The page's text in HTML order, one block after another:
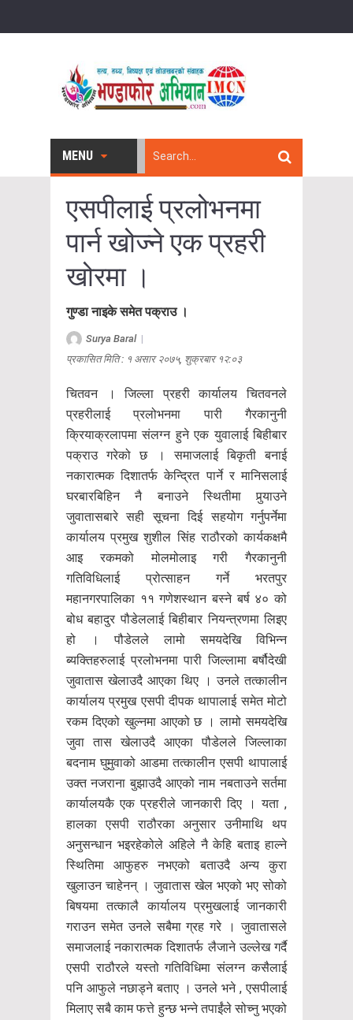
MENU
एसपीलाई प्रलोभनमा
पार्न खोज्ने एक प्रहरी
खोरमा ।
गुण्डा नाइके समेत पक्राउ ।
Surya Baral|
प्रकासित मिति : १ असार २०७५, शुक्रबार १२:०३
चितवन । जिल्ला प्रहरी कार्यालय चितवनले
प्रहरीलाई प्रलोभनमा पारी गैरकानुनी
क्रियाक्रलापमा संलग्न हुने एक युवालाई बिहीबार
पक्राउ गरेको छ । समाजलाई बिकृती बनाई
नकारात्मक दिशातर्फ केन्द्रित पार्ने र मानिसलाई
घरबारबिहिन नै बनाउने स्थितीमा पुर्‍याउने
जुवातासबारे सही सूचना दिई सहयोग गर्नुपर्नेमा
कार्यालय प्रमुख शुशील सिंह राठौरको कार्यकक्षमै
आइ रकमको मोलमोलाइ गरी गैरकानुनी
गतिविधिलाई प्रोत्साहन गर्ने भरतपुर
महानगरपालिका ११ गणेशस्थान बस्ने बर्ष ४० को
बोध बहादुर पौडेललाई बिहीबार नियन्त्रणमा लिइए
हो । पौडेलले लामो समयदेखि विभिन्न
ब्यक्तिहरुलाई प्रलोभनमा पारी जिल्लामा बर्षौदेखी
जुवातास खेलाउदै आएका थिए । उनले तत्कालीन
कार्यालय प्रमुख एसपी दीपक थापालाई समेत मोटो
रकम दिएको खुल्नमा आएको छ । लामो समयदेखि
जुवा तास खेलाउदै आएका पौडेलले जिल्लाका
बदनाम घुमुवाको आडमा तत्कालीन एसपी थापालाई
उक्त नजराना बुझाउदै आएको नाम नबताउने सर्तमा
कार्यालयकै एक प्रहरीले जानकारी दिए । यता ,
हालका एसपी राठौरका अनुसार उनीमाथि थप
अनुसन्धान भइरहेकोले अहिले नै केहि बताइ हाल्ने
स्थितिमा आफुहरु नभएको बताउदै अन्य कुरा
खुलाउन चाहेनन् । जुवातास खेल भएको भए सोको
बिषयमा तत्कालै कार्यालय प्रमुखलाई जानकारी
गराउन समेत उनले सबैमा ग्रह गरे । जुवातासले
समाजलाई नकारात्मक दिशातर्फ लैजाने उल्लेख गर्दै
एसपी राठौरले यस्तो गतिविधिमा संलग्न कसैलाई
पनि आफुले नछाड्ने बताए । उनले भने , एसपीलाई
मिलाए सबै काम फत्ते हुन्छ भन्ने तपाईंले सोच्नु भएको